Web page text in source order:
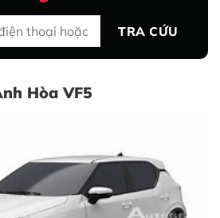
TRA CỨU
Hòa VF5